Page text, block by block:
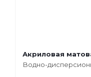
Акриловая
Водно-